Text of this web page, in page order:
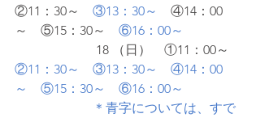
②11：30～ ③13：30～
④14：00
～　⑤15：30～ ⑥16：00～
18 （日）　①11：00～
②11：30～　③13：30～　④14：00
～　⑤15：30～
⑥16：00～
＊青字については、すで